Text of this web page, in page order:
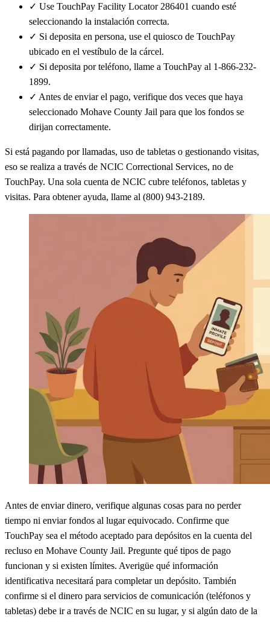
✓ Use TouchPay Facility Locator 286401 cuando esté
seleccionando la instalación correcta.
✓ Si deposita en persona, use el quiosco de TouchPay
ubicado en el vestíbulo de la cárcel.
✓ Si deposita por teléfono, llame a TouchPay al 1-866-232-
1899.
✓ Antes de enviar el pago, verifique dos veces que haya
seleccionado Mohave County Jail para que los fondos se
dirijan correctamente.
Si está pagando por llamadas, uso de tabletas o gestionando visitas,
eso se realiza a través de NCIC Correctional Services, no de
TouchPay. Una sola cuenta de NCIC cubre teléfonos, tabletas y
visitas. Para obtener ayuda, llame al (800) 943-2189.
Antes de enviar dinero, verifique algunas cosas para no perder
tiempo ni enviar fondos al lugar equivocado. Confirme que
TouchPay sea el método aceptado para depósitos en la cuenta del
recluso en Mohave County Jail. Pregunte qué tipos de pago
funcionan y si existen límites. Averigüe qué información
identificativa necesitará para completar un depósito. También
confirme si el dinero para servicios de comunicación (teléfonos y
tabletas) debe ir a través de NCIC en su lugar, y si algún dato de la